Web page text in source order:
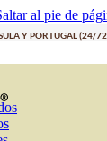
al pie de
Y PORTUGAL (24/